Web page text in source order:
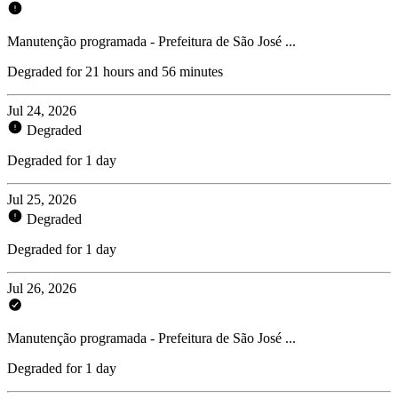
Manutenção programada - Prefeitura de São José ...
Degraded for 21 hours and 56 minutes
Jul 24, 2026
Degraded
Degraded for 1 day
Jul 25, 2026
Degraded
Degraded for 1 day
Jul 26, 2026
Manutenção programada - Prefeitura de São José ...
Degraded for 1 day